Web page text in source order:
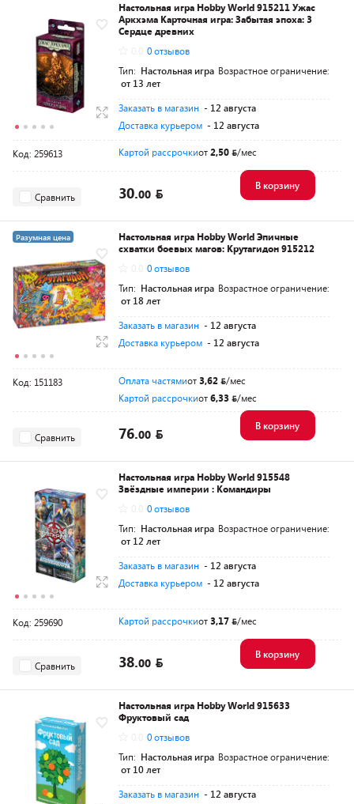
Настольная игра Hobby World 915211 Ужас
Аркхэма Карточная игра: Забытая эпоха: 3
Сердце древних
0 отзывов
Тип: Настольная игра Возрастное ограничение:
от 13 лет
Заказать в магазин - 12 августа
Доставка курьером - 12 августа
Код: 259613 Картой рассрочкиот2,50 /мес
Сравнить 30.00
В корзину
Разумная цена
Настольная игра Hobby World Эпичные
схватки боевых магов: Крутагидон 915212
0 отзывов
Тип: Настольная игра Возрастное ограничение:
от 18 лет
Заказать в магазин - 12 августа
Доставка курьером - 12 августа
Код: 151183 Оплата частямиот3,62
/мес
Картой рассрочкиот6,33 /мес
Сравнить 76.00
В корзину
Настольная игра Hobby World 915548
Звёздные империи : Командиры
0 отзывов
Тип: Настольная игра Возрастное ограничение:
от 12 лет
Заказать в магазин - 12 августа
Доставка курьером - 12 августа
Код: 259690 Картой рассрочкиот3,17 /мес
Сравнить 38.00
В корзину
Настольная игра Hobby World 915633
Фруктовый сад
0 отзывов
Тип: Настольная игра Возрастное ограничение:
от 10 лет
Заказать в магазин - 12 августа